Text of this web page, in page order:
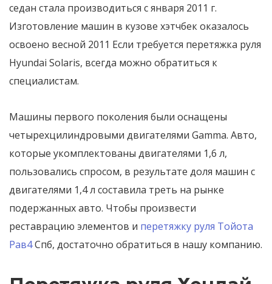
седан стала производиться с января 2011 г.
Изготовление машин в кузове хэтчбек оказалось
освоено весной 2011 Если требуется перетяжка руля
Hyundai Solaris, всегда можно обратиться к
специалистам.
Машины первого поколения были оснащены
четырехцилиндровыми двигателями Gamma. Авто,
которые укомплектованы двигателями 1,6 л,
пользовались спросом, в результате доля машин с
двигателями 1,4 л составила треть на рынке
подержанных авто. Чтобы произвести
реставрацию элементов и перетяжку руля Тойота
Рав4Спб, достаточно обратиться в нашу компанию.